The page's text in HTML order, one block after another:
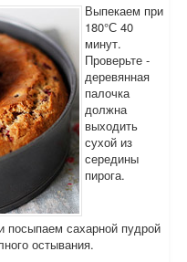
Выпекаем при
180°С 40
минут.
Проверьте -
деревянная
палочка
должна
выходить
сухой из
середины
пирога.
сахарной пудрой
остывания.